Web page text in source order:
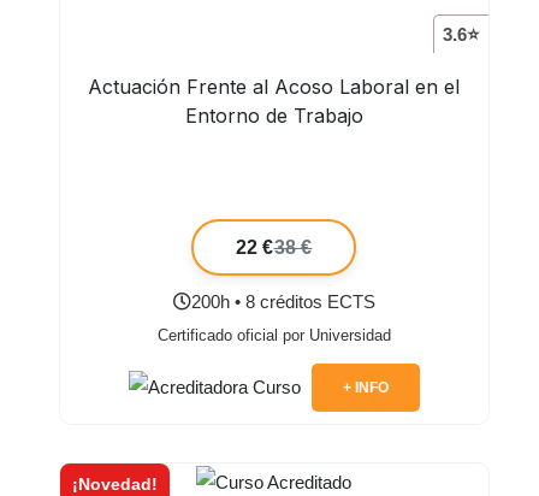
3.6⭐
Actuación Frente al Acoso Laboral en el
Entorno de Trabajo
22 €38 €
200h • 8 créditos ECTS
Certificado oficial por Universidad
+ INFO
¡Novedad!